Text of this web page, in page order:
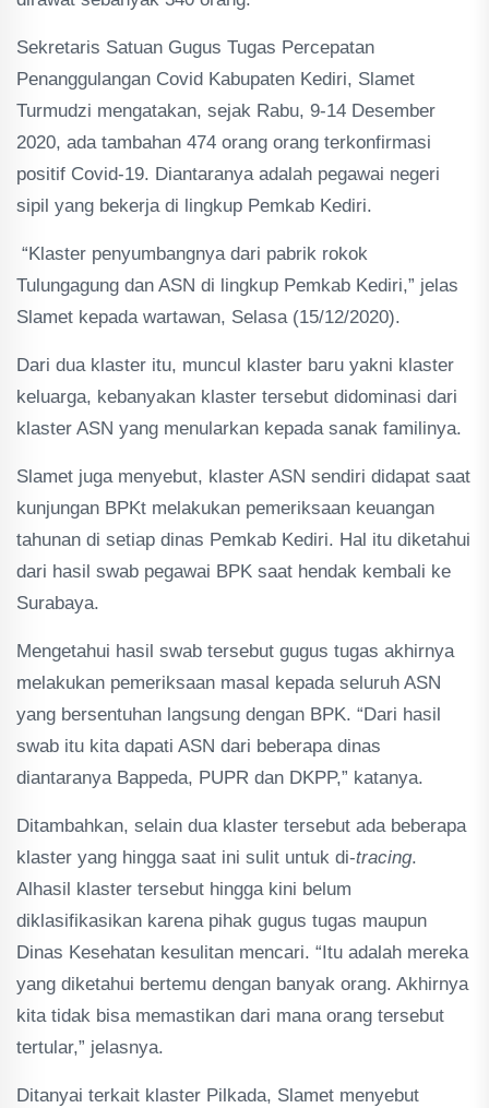
Sekretaris Satuan Gugus Tugas Percepatan
Penanggulangan Covid Kabupaten Kediri, Slamet
Turmudzi mengatakan, sejak Rabu, 9-14 Desember
2020, ada tambahan 474 orang orang terkonfirmasi
positif Covid-19. Diantaranya adalah pegawai negeri
sipil yang bekerja di lingkup Pemkab Kediri.
“Klaster penyumbangnya dari pabrik rokok
Tulungagung dan ASN di lingkup Pemkab Kediri,” jelas
Slamet kepada wartawan, Selasa (15/12/2020).
Dari dua klaster itu, muncul klaster baru yakni klaster
keluarga, kebanyakan klaster tersebut didominasi dari
klaster ASN yang menularkan kepada sanak familinya.
Slamet juga menyebut, klaster ASN sendiri didapat saat
kunjungan BPKt melakukan pemeriksaan keuangan
tahunan di setiap dinas Pemkab Kediri. Hal itu diketahui
dari hasil swab pegawai BPK saat hendak kembali ke
Surabaya.
Mengetahui hasil swab tersebut gugus tugas akhirnya
melakukan pemeriksaan masal kepada seluruh ASN
yang bersentuhan langsung dengan BPK. “Dari hasil
swab itu kita dapati ASN dari beberapa dinas
diantaranya Bappeda, PUPR dan DKPP,” katanya.
Ditambahkan, selain dua klaster tersebut ada beberapa
klaster yang hingga saat ini sulit untuk di-tracing.
Alhasil klaster tersebut hingga kini belum
diklasifikasikan karena pihak gugus tugas maupun
Dinas Kesehatan kesulitan mencari. “Itu adalah mereka
yang diketahui bertemu dengan banyak orang. Akhirnya
kita tidak bisa memastikan dari mana orang tersebut
tertular,” jelasnya.
Ditanyai terkait klaster Pilkada, Slamet menyebut